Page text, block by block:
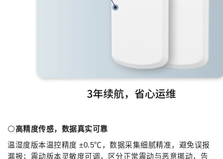
⚪高精度传感，数据真实可靠
温湿度版本温控精度 ±0.5℃，数据采集细腻精准，避免误报
漏报；震动版本灵敏度可调，区分正常震动与恶意挪动，告